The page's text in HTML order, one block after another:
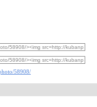
58908/